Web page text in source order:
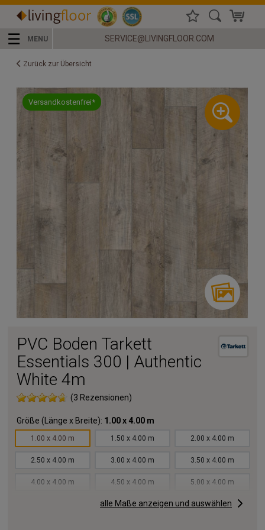
☰ MENU SERVICE@LIVINGFLOOR.COM
Zurück zur Übersicht
Versandkostenfrei*
PVC Boden Tarkett
Essentials 300 | Authentic
White 4m
(3 Rezensionen)
Größe (Länge x Breite): 1.00 x 4.00 m
1.00 x 4.00 m 1.50 x 4.00 m 2.00 x 4.00 m
2.50 x 4.00 m 3.00 x 4.00 m 3.50 x 4.00 m
4.00 x 4.00 m 4.50 x 4.00 m 5.00 x 4.00 m
6.00 x 4.00 m 6.50 x 4.00 m
alle Maße anzeigen und auswählen